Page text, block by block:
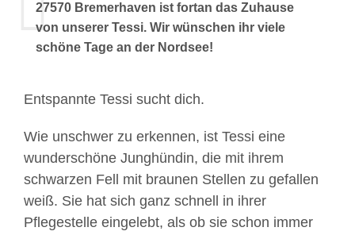
27570 Bremerhaven ist fortan das Zuhause
von unserer Tessi. Wir wünschen ihr viele
schöne Tage an der Nordsee!
Entspannte Tessi sucht dich.
Wie unschwer zu erkennen, ist Tessi eine
wunderschöne Junghündin, die mit ihrem
schwarzen Fell mit braunen Stellen zu gefallen
weiß. Sie hat sich ganz schnell in ihrer
Pflegestelle eingelebt, als ob sie schon immer